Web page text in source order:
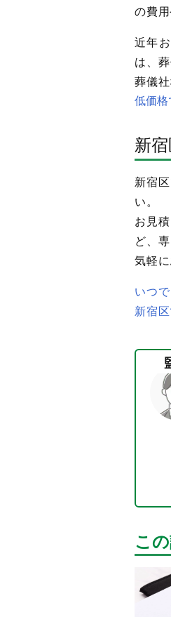
の費
近年
は、
葬儀
低価
新
新宿
い。
お見
ど、
気軽
いつ
新宿
こ